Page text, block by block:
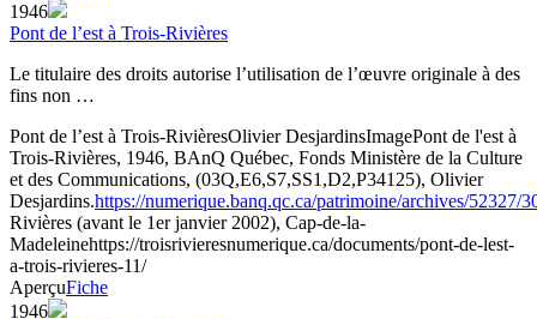
1946
Pont de l’est à Trois-Rivières
Le titulaire des droits autorise l’utilisation de l’œuvre originale à des
fins non …
Pont de l’est à Trois-RivièresOlivier DesjardinsImagePont de l'est à
Trois-Rivières, 1946, BAnQ Québec, Fonds Ministère de la Culture
et des Communications, (03Q,E6,S7,SS1,D2,P34125), Olivier
Desjardins.https://numerique.banq.qc.ca/patrimoine/archives/52327/
Rivières (avant le 1er janvier 2002), Cap-de-la-
Madeleinehttps://troisrivieresnumerique.ca/documents/pont-de-lest-
a-trois-rivieres-11/
AperçuFiche
1946